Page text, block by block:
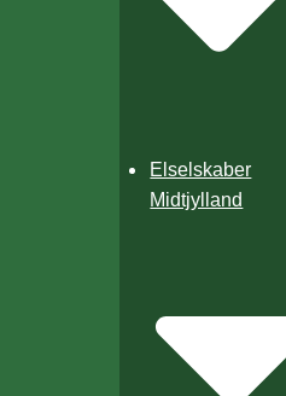
Elselskaber
Midtjylland